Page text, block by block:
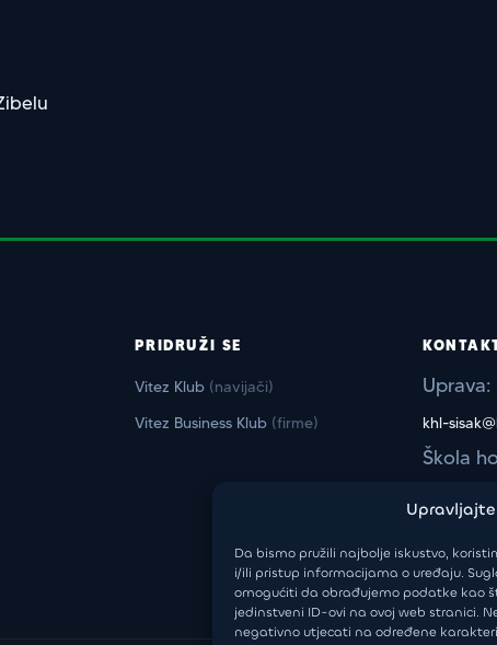
Da bismo pružili najbolje iskustvo,
i/ili pristup informacijama o uređaju.
omogućiti da obrađujemo podatke kao
jedinstveni ID-ovi na ovoj web stranici.
negativno utjecati na određene
PRIDRUŽI SE
Vitez Klub (navijači)
Vitez Business Klub (firme)
Uprava:
khl-
Škola